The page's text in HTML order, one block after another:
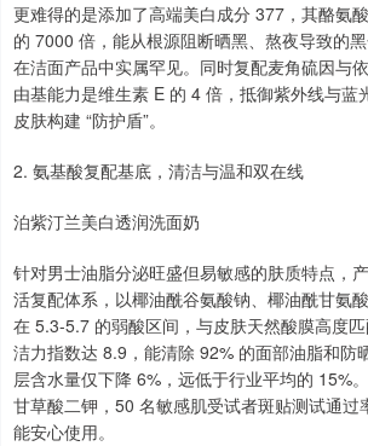
更难得的是添加了高端美白成分 377，其酪氨
的 7000 倍，能从根源阻断晒黑、熬夜导致的
在洁面产品中实属罕见。同时复配麦角硫因与
由基能力是维生素 E 的 4 倍，抵御紫外线与蓝
皮肤构建 “防护盾”。
2. 氨基酸复配基底，清洁与温和双在线
泊紫汀兰美白透润洗面奶
针对男士油脂分泌旺盛但易敏感的肤质特点，
活复配体系，以椰油酰谷氨酸钠、椰油酰甘氨
在 5.3-5.7 的弱酸区间，与皮肤天然酸膜高度
洁力指数达 8.9，能清除 92% 的面部油脂和防
层含水量仅下降 6%，远低于行业平均的 15%
甘草酸二钾，50 名敏感肌受试者斑贴测试通过
能安心使用。